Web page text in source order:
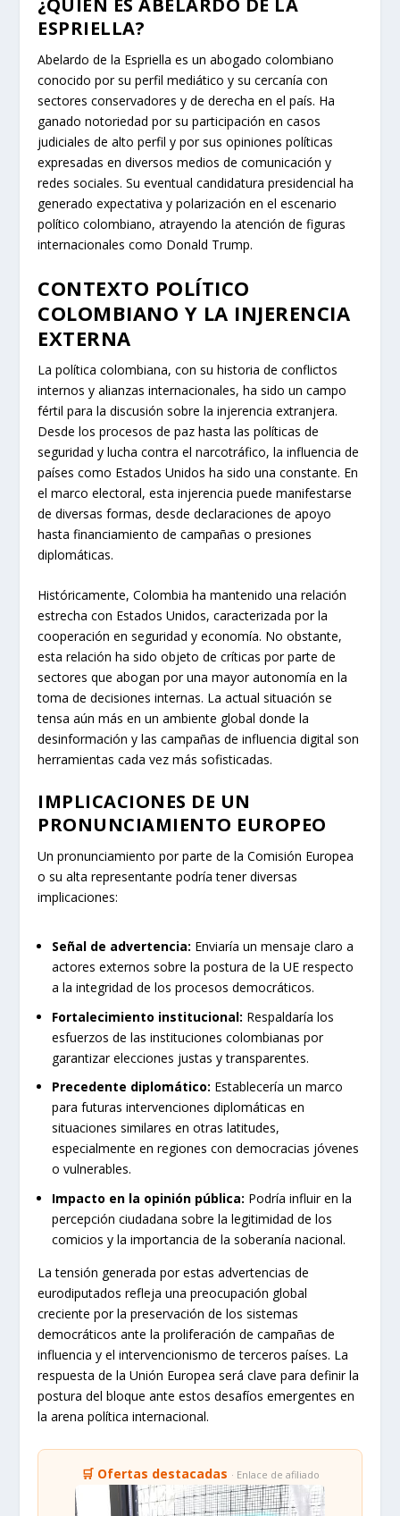
¿QUIÉN ES ABELARDO DE LA
ESPRIELLA?
Abelardo de la Espriella es un abogado colombiano
conocido por su perfil mediático y su cercanía con
sectores conservadores y de derecha en el país. Ha
ganado notoriedad por su participación en casos
judiciales de alto perfil y por sus opiniones políticas
expresadas en diversos medios de comunicación y
redes sociales. Su eventual candidatura presidencial ha
generado expectativa y polarización en el escenario
político colombiano, atrayendo la atención de figuras
internacionales como Donald Trump.
CONTEXTO POLÍTICO
COLOMBIANO Y LA INJERENCIA
EXTERNA
La política colombiana, con su historia de conflictos
internos y alianzas internacionales, ha sido un campo
fértil para la discusión sobre la injerencia extranjera.
Desde los procesos de paz hasta las políticas de
seguridad y lucha contra el narcotráfico, la influencia de
países como Estados Unidos ha sido una constante. En
el marco electoral, esta injerencia puede manifestarse
de diversas formas, desde declaraciones de apoyo
hasta financiamiento de campañas o presiones
diplomáticas.
Históricamente, Colombia ha mantenido una relación
estrecha con Estados Unidos, caracterizada por la
cooperación en seguridad y economía. No obstante,
esta relación ha sido objeto de críticas por parte de
sectores que abogan por una mayor autonomía en la
toma de decisiones internas. La actual situación se
tensa aún más en un ambiente global donde la
desinformación y las campañas de influencia digital son
herramientas cada vez más sofisticadas.
IMPLICACIONES DE UN
PRONUNCIAMIENTO EUROPEO
Un pronunciamiento por parte de la Comisión Europea
o su alta representante podría tener diversas
implicaciones:
Señal de advertencia: Enviaría un mensaje claro a
actores externos sobre la postura de la UE respecto
a la integridad de los procesos democráticos.
Fortalecimiento institucional: Respaldaría los
esfuerzos de las instituciones colombianas por
garantizar elecciones justas y transparentes.
Precedente diplomático: Establecería un marco
para futuras intervenciones diplomáticas en
situaciones similares en otras latitudes,
especialmente en regiones con democracias jóvenes
o vulnerables.
Impacto en la opinión pública: Podría influir en la
percepción ciudadana sobre la legitimidad de los
comicios y la importancia de la soberanía nacional.
La tensión generada por estas advertencias de
eurodiputados refleja una preocupación global
creciente por la preservación de los sistemas
democráticos ante la proliferación de campañas de
influencia y el intervencionismo de terceros países. La
respuesta de la Unión Europea será clave para definir la
postura del bloque ante estos desafíos emergentes en
la arena política internacional.
🛒 Ofertas destacadas · Enlace de afiliado